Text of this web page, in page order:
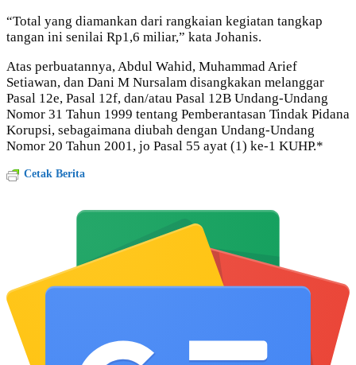
“Total yang diamankan dari rangkaian kegiatan tangkap
tangan ini senilai Rp1,6 miliar,” kata Johanis.
Atas perbuatannya, Abdul Wahid, Muhammad Arief
Setiawan, dan Dani M Nursalam disangkakan melanggar
Pasal 12e, Pasal 12f, dan/atau Pasal 12B Undang-Undang
Nomor 31 Tahun 1999 tentang Pemberantasan Tindak Pidana
Korupsi, sebagaimana diubah dengan Undang-Undang
Nomor 20 Tahun 2001, jo Pasal 55 ayat (1) ke-1 KUHP.*
Cetak Berita